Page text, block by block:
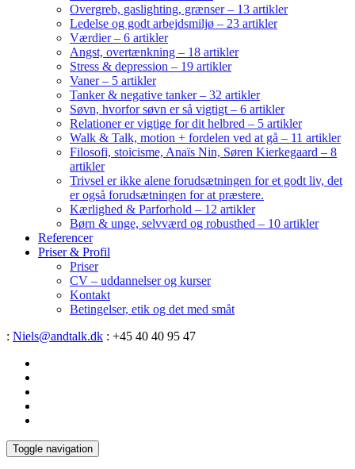
Overgreb, gaslighting, grænser – 13 artikler
Ledelse og godt arbejdsmiljø – 23 artikler
Værdier – 6 artikler
Angst, overtænkning – 18 artikler
Stress & depression – 19 artikler
Vaner – 5 artikler
Tanker & negative tanker – 32 artikler
Søvn, hvorfor søvn er så vigtigt – 6 artikler
Relationer er vigtige for dit helbred – 5 artikler
Walk & Talk, motion + fordelen ved at gå – 11 artikler
Filosofi, stoicisme, Anaïs Nin, Søren Kierkegaard – 8
artikler
Trivsel er ikke alene forudsætningen for et godt liv, det
er også forudsætningen for at præstere.
Kærlighed & Parforhold – 12 artikler
Børn & unge, selvværd og robusthed – 10 artikler
Referencer
Priser & Profil
Priser
CV – uddannelser og kurser
Kontakt
Betingelser, etik og det med småt
: Niels@andtalk.dk : +45 40 40 95 47
Toggle navigation